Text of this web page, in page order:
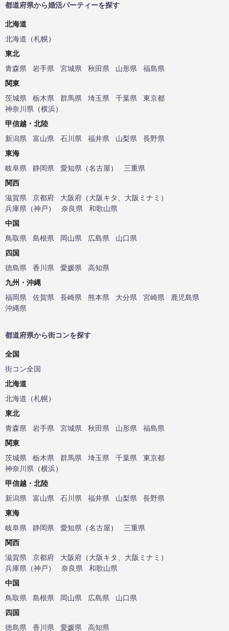
都道府県から婚活パーティーを探す
北海道
北海道 （札幌）
東北
青森県
岩手県 宮城県 秋田県 山形県
福島県
関東
茨城県
栃木県 群馬県 埼玉県 千葉県
東京都
神奈川県 （横浜）
甲信越・北陸
新潟県
富山県 石川県 福井県 山梨県
長野県
東海
岐阜県
静岡県 愛知県 （名古屋）
三重県
関西
滋賀県
京都府 大阪府 （大阪キタ、 大阪ミナミ ）
兵庫県 （神戸） 奈良県
和歌山県
中国
鳥取県
島根県 岡山県 広島県
山口県
四国
徳島県
香川県 愛媛県
高知県
九州・沖縄
福岡県
佐賀県 長崎県 熊本県 大分県 宮崎県
鹿児島県
沖縄県
都道府県から街コンを探す
全国
街コン全国
北海道
北海道 （札幌）
東北
青森県
岩手県 宮城県 秋田県 山形県
福島県
関東
茨城県
栃木県 群馬県 埼玉県 千葉県
東京都
神奈川県 （横浜）
甲信越・北陸
新潟県
富山県 石川県 福井県 山梨県
長野県
東海
岐阜県
静岡県 愛知県 （名古屋）
三重県
関西
滋賀県
京都府 大阪府 （大阪キタ、 大阪ミナミ ）
兵庫県 （神戸） 奈良県
和歌山県
中国
鳥取県
島根県 岡山県 広島県
山口県
四国
徳島県
香川県 愛媛県 高知県